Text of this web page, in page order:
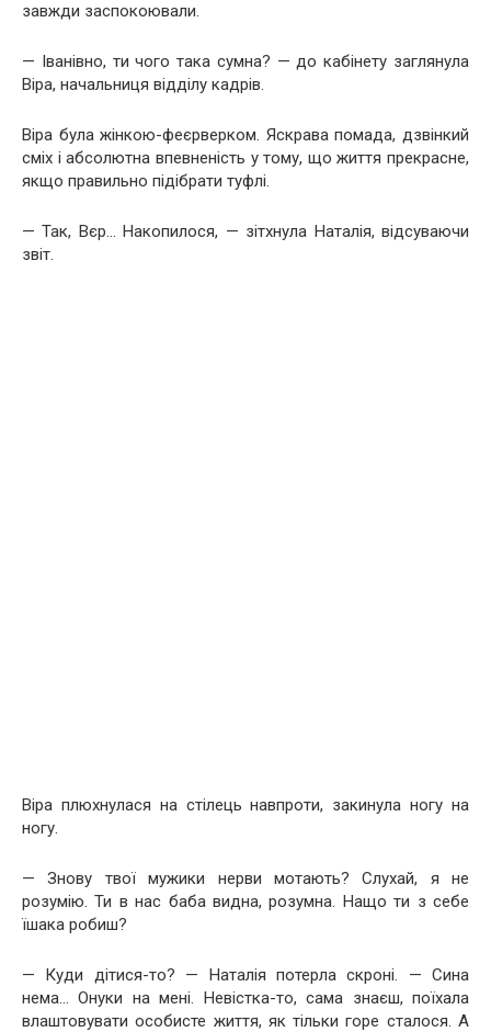
завжди заспокоювали.
— Іванівно, ти чого така сумна? — до кабінету заглянула
Віра, начальниця відділу кадрів.
Віра була жінкою-феєрверком. Яскрава помада, дзвінкий
сміх і абсолютна впевненість у тому, що життя прекрасне,
якщо правильно підібрати туфлі.
— Так, Вєр… Накопилося, — зітхнула Наталія, відсуваючи
звіт.
Віра плюхнулася на стілець навпроти, закинула ногу на
ногу.
— Знову твої мужики нерви мотають? Слухай, я не
розумію. Ти в нас баба видна, розумна. Нащо ти з себе
їшака робиш?
— Куди дітися-то? — Наталія потерла скроні. — Сина
нема… Онуки на мені. Невістка-то, сама знаєш, поїхала
влаштовувати особисте життя, як тільки горе сталося. А